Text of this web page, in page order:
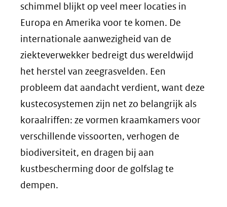
schimmel blijkt op veel meer locaties in
Europa en Amerika voor te komen. De
internationale aanwezigheid van de
ziekteverwekker bedreigt dus wereldwijd
het herstel van zeegrasvelden. Een
probleem dat aandacht verdient, want deze
kustecosystemen zijn net zo belangrijk als
koraalriffen: ze vormen kraamkamers voor
verschillende vissoorten, verhogen de
biodiversiteit, en dragen bij aan
kustbescherming door de golfslag te
dempen.